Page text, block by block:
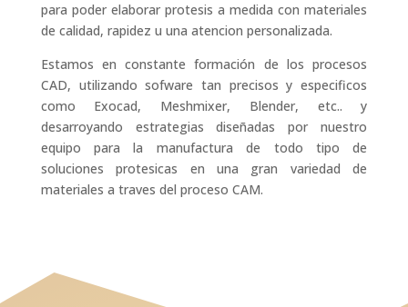
para poder elaborar protesis a medida con materiales
de calidad, rapidez u una atencion personalizada.
Estamos en constante formación de los procesos
CAD, utilizando sofware tan precisos y especificos
como Exocad, Meshmixer, Blender, etc.. y
desarroyando estrategias diseñadas por nuestro
equipo para la manufactura de todo tipo de
soluciones protesicas en una gran variedad de
materiales a traves del proceso CAM.